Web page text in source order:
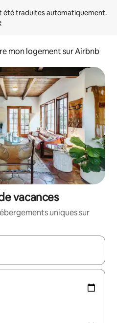
mon logement sur Airbnb
vacances
uniques sur
utilisez les flèches vers le